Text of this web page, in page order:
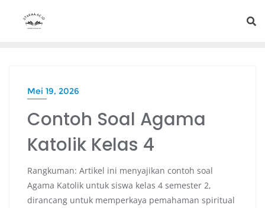
Mei 19, 2026
Contoh Soal Agama
Katolik Kelas 4
Rangkuman: Artikel ini menyajikan contoh soal
Agama Katolik untuk siswa kelas 4 semester 2,
dirancang untuk memperkaya pemahaman spiritual